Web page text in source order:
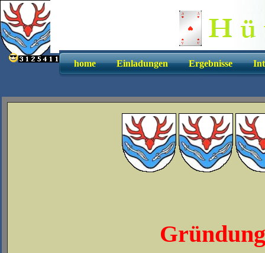
home Einladungen Ergebnisse